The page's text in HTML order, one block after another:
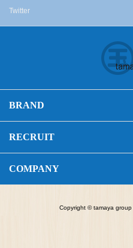
Twitter
BRAND
RECRUIT
COMPANY
Copyright © tamaya